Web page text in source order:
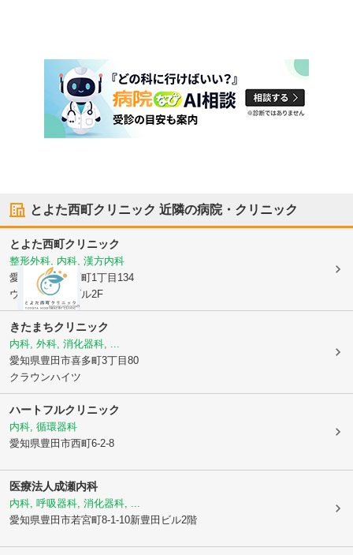
とよた西町クリニック 近隣の病院・クリニック
とよた西町クリニック
整形外科, 内科, 漢方内科
愛知県豊田市
西町1丁目134
ウエストワンビル2F
きたまちクリニック
内科, 外科, 消化器科, ...
愛知県豊田市喜多町3丁目80
クラウンハイツ
ハートフルクリニック
内科, 循環器科
愛知県豊田市西町6-2-8
医療法人成瀬内科
内科, 呼吸器科, 消化器科, ...
愛知県豊田市若宮町8-1-10新豊田ビル2階